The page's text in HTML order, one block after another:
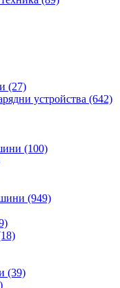
(27)
устройства (642)
(100)
(949)
(39)